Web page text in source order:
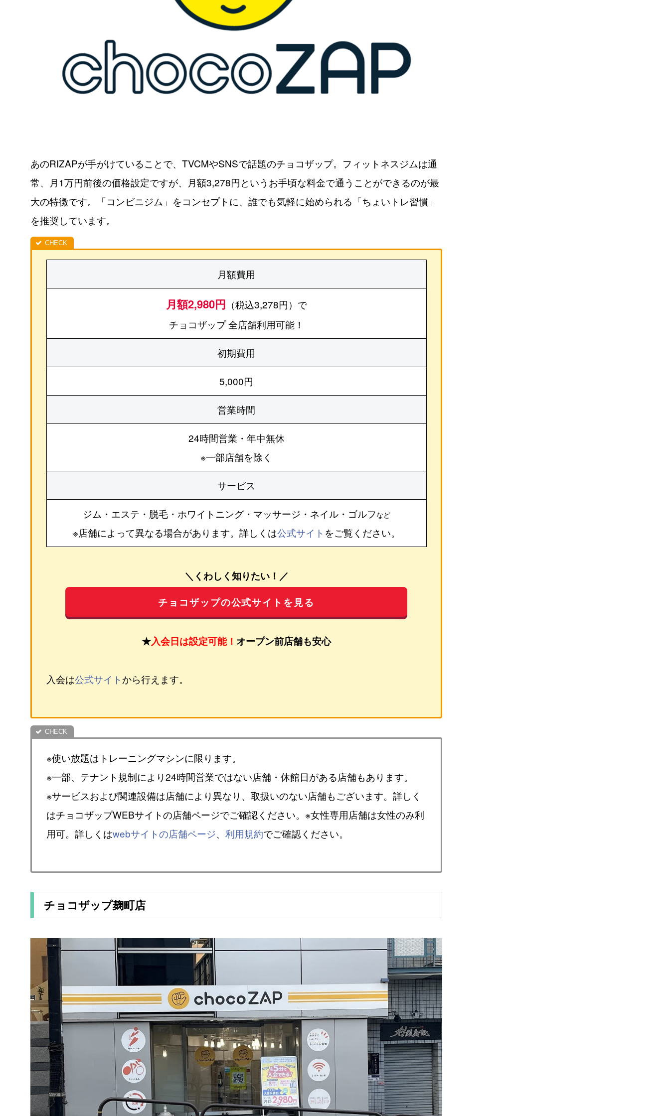
あのRIZAPが手がけていることで、TVCMやSNSで話題のチョコザップ。フィットネスジムは通
常、月1万円前後の価格設定ですが、月額3,278円というお手頃な料金で通うことができるのが最
大の特徴です。「コンビニジム」をコンセプトに、誰でも気軽に始められる「ちょいトレ習慣」
を推奨しています。
月額費用
月額2,980円 （税込3,278円）で
チョコザップ 全店舗利用可能！
初期費用
5,000円
営業時間
24時間営業・年中無休
※一部店舗を除く
サービス
ジム・エステ・脱毛・ホワイトニング・マッサージ・ネイル・ゴルフなど
※店舗によって異なる場合があります。詳しくは公式サイト をご覧ください。
＼くわしく知りたい！／
チョコザップの公式サイトを見る
★入会日は設定可能！ オープン前店舗も安心
入会は公式サイトから行えます。
※使い放題はトレーニングマシンに限ります。
※一部、テナント規制により24時間営業ではない店舗・休館日がある店舗もあります。
※サービスおよび関連設備は店舗により異なり、取扱いのない店舗もございます。詳しく
はチョコザップWEBサイトの店舗ページでご確認ください。※女性専用店舗は女性のみ利
用可。詳しくはwebサイトの店舗ページ、 利用規約でご確認ください。
チョコザップ麹町店